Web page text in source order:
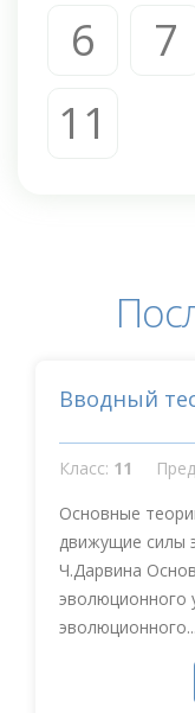
6 7
11
Вводный
Класс: 11
Основные
движущие силы
Ч.Дарвина
эволюционного
эволюционного...